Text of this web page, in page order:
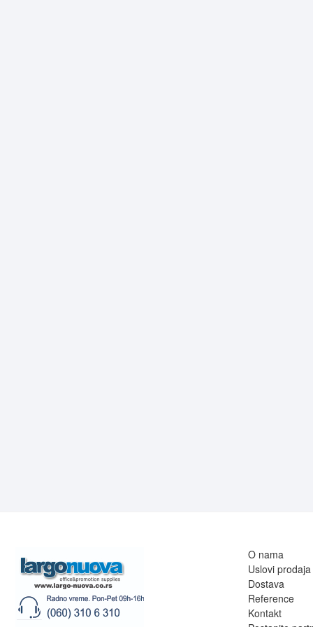
O nama
Uslovi
Dostava
Reference
Kontakt